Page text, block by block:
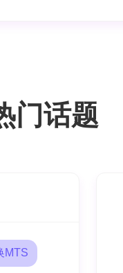
门话题
MTS